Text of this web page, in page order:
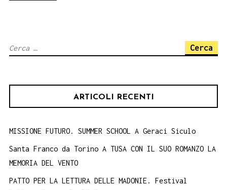
Ricerca
ARTICOLI RECENTI
MISSIONE FUTURO. SUMMER SCHOOL A Geraci Siculo
Santa Franco da Torino A TUSA CON IL SUO ROMANZO LA
MEMORIA DEL VENTO
PATTO PER LA LETTURA DELLE MADONIE. Festival